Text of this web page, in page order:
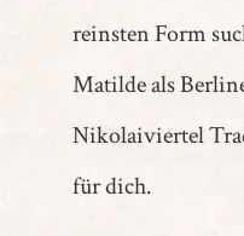
reinsten Form
Matilde als
Nikolaiviertel
für dich.